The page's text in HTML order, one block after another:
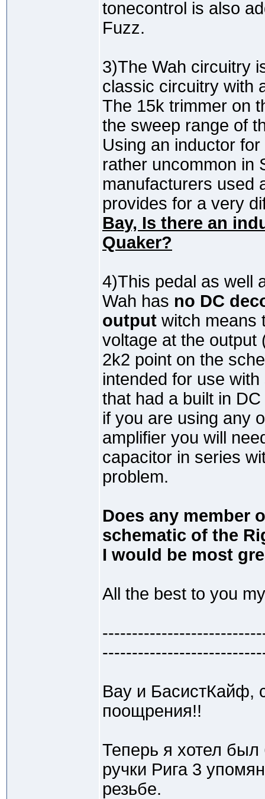
tonecontrol is also
Fuzz.
3)The Wah circuitry
classic circuitry with
The 15k trimmer on
the sweep range of
Using an inductor
rather uncommon in
manufacturers used
provides for a very
Bay, Is there an
Quaker?
4)This pedal as well
Wah has no DC
output witch means
voltage at the output
2k2 point on the
intended for use
that had a built in
if you are using any
amplifier you will
capacitor in series
problem.
Does any member
schematic of the
I would be most
All the best to you
Bay и БасистКайф,
поощрения!!
Теперь я хотел
ручки Рига 3
резьбе.